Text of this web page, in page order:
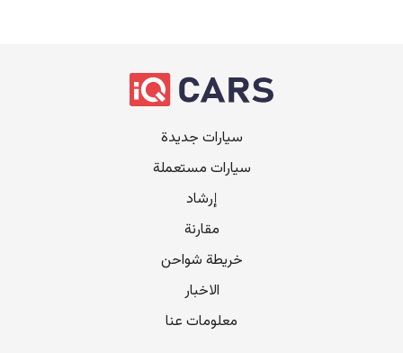
سيارات جديدة
سيارات مستعملة
إرشاد
مقارنة
خريطة شواحن
الاخبار
معلومات عنا